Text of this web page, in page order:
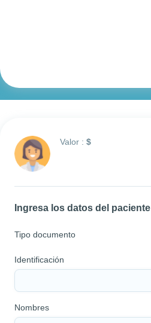
Valor : $
Ingresa los datos del paciente
Tipo documento
Identificación
Nombres